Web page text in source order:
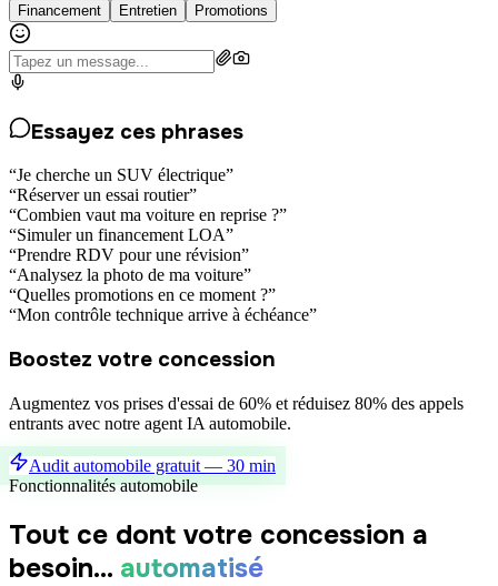
Financement
Entretien Promotions
Essayez ces phrases
“Je cherche un SUV électrique”
“Réserver un essai routier”
“Combien vaut ma voiture en reprise ?”
“Simuler un financement LOA”
“Prendre RDV pour une révision”
“Analysez la photo de ma voiture”
“Quelles promotions en ce moment ?”
“Mon contrôle technique arrive à échéance”
Boostez votre concession
Augmentez vos prises d'essai de 60% et réduisez 80% des appels
entrants avec notre agent IA automobile.
Audit automobile gratuit — 30 min
Fonctionnalités automobile
Tout ce dont votre concession a
besoin... automatisé